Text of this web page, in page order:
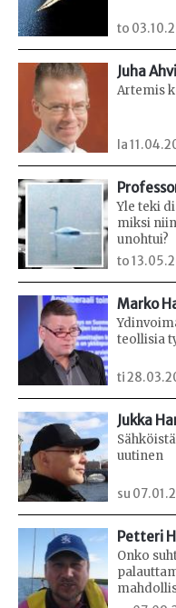
to
Juha
Artemis
la
Yle teki
miksi
unohtui?
to
Marko
teollisia
ti
Jukka
uutinen
su
Petteri
Onko